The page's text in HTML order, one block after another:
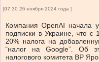
[07:30 26 ноября 2024 года ]
Компания OpenAI начала
подписки в Украине, что с
20% налога на
“налог на Google”. Об
налогового комитета ВР